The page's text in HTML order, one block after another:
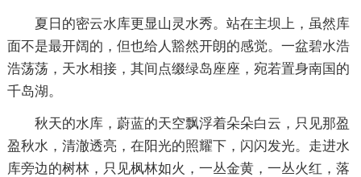
夏日的密云水库更显山灵水秀。站在主坝上，虽然库
面不是最开阔的，但也给人豁然开朗的感觉。一盆碧水浩
浩荡荡，天水相接，其间点缀绿岛座座，宛若置身南国的
千岛湖。
秋天的水库，蔚蓝的天空飘浮着朵朵白云，只见那盈
盈秋水，清澈透亮，在阳光的照耀下，闪闪发光。走进水
库旁边的树林，只见枫林如火，一丛金黄，一丛火红，落